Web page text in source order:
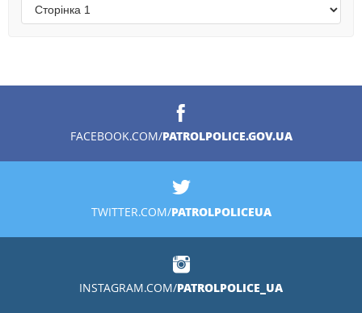
FACEBOOK.COM/PATROLPOLICE.GOV.UA
TWITTER.COM/PATROLPOLICEUA
INSTAGRAM.COM/PATROLPOLICE_UA